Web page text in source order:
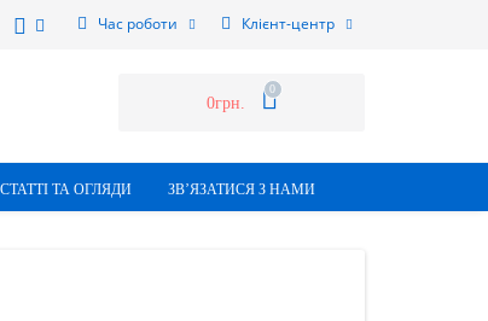
Час роботи Клієнт-центр
0грн.
0
СТАТТI ТА ОГЛЯДИ ЗВ’ЯЗАТИСЯ З НАМИ